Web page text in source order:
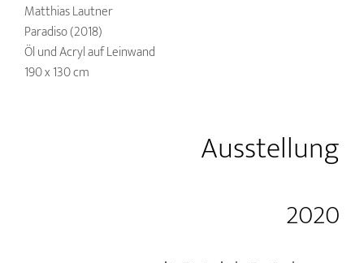
Matthias Lautner
Paradiso (2018)
Öl und Acryl auf Leinwand
190 x 130 cm
Ausstellung
2020